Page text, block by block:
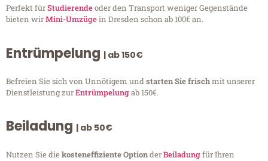
Perfekt fürStudierendeoder den Transport weniger Gegenstände
bieten wirMini-Umzügein Dresden schon ab 100€ an.
Entrümpelung | ab 150€
Befreien Sie sich von Unnötigem undstarten Sie frischmit unserer
Dienstleistung zurEntrümpelungab 150€.
Beiladung | ab 50€
Nutzen Sie diekosteneffiziente OptionderBeiladungfür Ihren